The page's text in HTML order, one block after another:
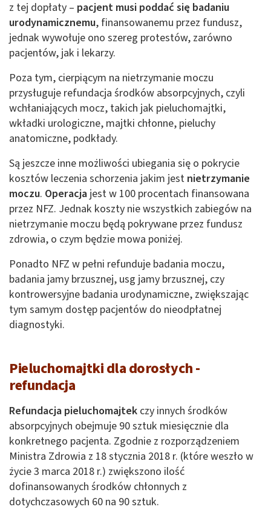
z tej dopłaty – pacjent musi poddać się badaniu
urodynamicznemu, finansowanemu przez fundusz,
jednak wywołuje ono szereg protestów, zarówno
pacjentów, jak i lekarzy.
Poza tym, cierpiącym na nietrzymanie moczu
przysługuje refundacja środków absorpcyjnych, czyli
wchłaniających mocz, takich jak pieluchomajtki,
wkładki urologiczne, majtki chłonne, pieluchy
anatomiczne, podkłady.
Są jeszcze inne możliwości ubiegania się o pokrycie
kosztów leczenia schorzenia jakim jest nietrzymanie
moczu. Operacja jest w 100 procentach finansowana
przez NFZ. Jednak koszty nie wszystkich zabiegów na
nietrzymanie moczu będą pokrywane przez fundusz
zdrowia, o czym będzie mowa poniżej.
Ponadto NFZ w pełni refunduje badania moczu,
badania jamy brzusznej, usg jamy brzusznej, czy
kontrowersyjne badania urodynamiczne, zwiększając
tym samym dostęp pacjentów do nieodpłatnej
diagnostyki.
Pieluchomajtki dla dorosłych -
refundacja
Refundacja pieluchomajtek czy innych środków
absorpcyjnych obejmuje 90 sztuk miesięcznie dla
konkretnego pacjenta. Zgodnie z rozporządzeniem
Ministra Zdrowia z 18 stycznia 2018 r. (które weszło w
życie 3 marca 2018 r.) zwiększono ilość
dofinansowanych środków chłonnych z
dotychczasowych 60 na 90 sztuk.